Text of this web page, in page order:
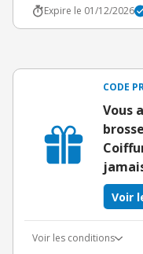
Expire le 01/12/2026
CODE
Vous
Voir
Voir les conditions